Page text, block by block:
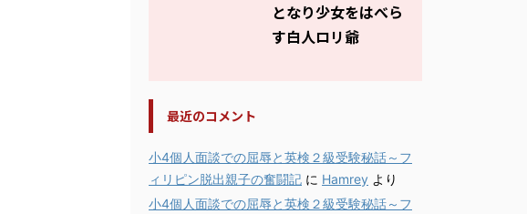
となり少女をはべら
す白人ロリ爺
最近のコメント
小4個人面談での屈辱と英検２級受験秘話～フ
ィリピン脱出親子の奮闘記 に Hamrey より
小4個人面談での屈辱と英検２級受験秘話～フ